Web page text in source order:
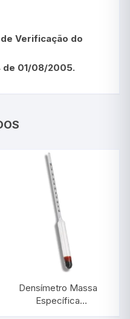
Verificação do
de 01/08/2005.
Densímetro Massa
Específica